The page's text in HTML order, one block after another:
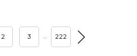
2 3 … 222